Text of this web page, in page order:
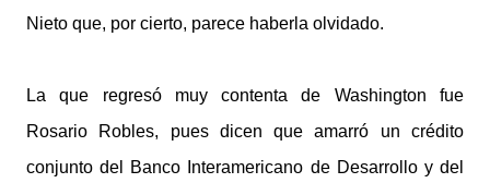
Nieto que, por cierto, parece haberla olvidado.
La que regresó muy contenta de Washington fue
Rosario Robles, pues dicen que amarró un crédito
conjunto del Banco Interamericano de Desarrollo y del